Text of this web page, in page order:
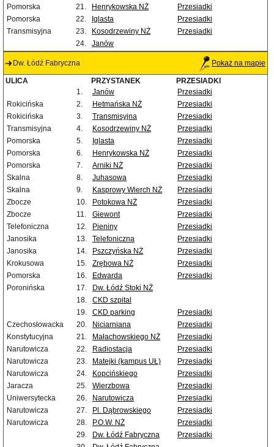
Pomorska
21. Henrykowska NŻ
Przesiadki
Pomorska
22. Iglasta
Przesiadki
Transmisyjna
23. Kosodrzewiny NŻ
Przesiadki
24.
Janów
Dw. Łódź Fabryczna Pokaż na mapie
ULICA PRZYSTANEK
PRZESIADKI
1.
Janów
Przesiadki
Rokicińska
2. Hetmańska NŻ
Przesiadki
Rokicińska
3. Transmisyjna
Przesiadki
Transmisyjna
4. Kosodrzewiny NŻ
Przesiadki
Pomorska
5. Iglasta
Przesiadki
Pomorska
6. Henrykowska NŻ
Przesiadki
Pomorska
7. Arniki NŻ
Przesiadki
Skalna
8. Juhasowa
Przesiadki
Skalna
9. Kasprowy Wierch NŻ
Przesiadki
Zbocze
10. Potokowa NŻ
Przesiadki
Zbocze
11. Giewont
Przesiadki
Telefoniczna
12. Pieniny
Przesiadki
Janosika
13. Telefoniczna
Przesiadki
Janosika
14. Pszczyńska NŻ
Przesiadki
Krokusowa
15. Zrębowa NŻ
Przesiadki
Pomorska
16. Edwarda
Przesiadki
Poronińska
17.
Dw. Łódź Stoki NŻ
18.
CKD szpital
19.
CKD parking
Przesiadki
Czechosłowacka
20. Niciarniana
Przesiadki
Konstytucyjna
21. Małachowskiego NŻ
Przesiadki
Narutowicza
22. Radiostacja
Przesiadki
Narutowicza
23. Matejki (kampus UŁ)
Przesiadki
Narutowicza
24. Kopcińskiego
Przesiadki
Jaracza
25. Wierzbowa
Przesiadki
Uniwersytecka
26. Narutowicza
Przesiadki
Narutowicza
27. Pl. Dąbrowskiego
Przesiadki
Narutowicza
28. P.O.W. NŻ
Przesiadki
29.
Dw. Łódź Fabryczna
Przesiadki